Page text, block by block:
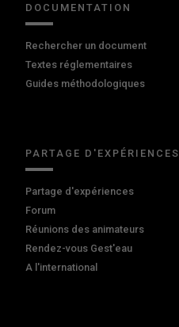
DOCUMENTATION
Rechercher un document
Textes réglementaires
Guides méthodologiques
PARTAGE D'EXPÉRIENCES
Partage d'expériences
Forum
Réunions des animateurs
Rendez-vous Gest'eau
A l'international